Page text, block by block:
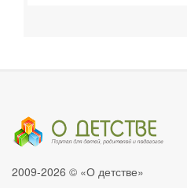
2009-2026 © «О детстве»